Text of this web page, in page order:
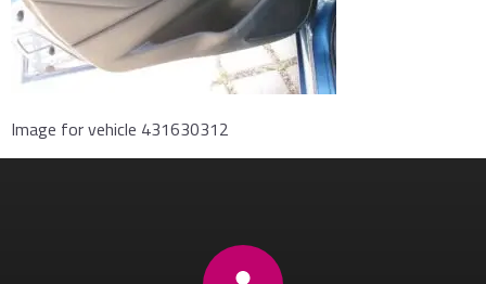
Image for vehicle 431630312